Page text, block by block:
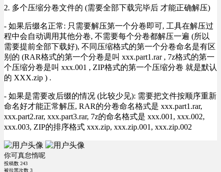
2. 多个压缩分卷文件的 (需要全部下载完毕后 才能正确解压)
- 如果后缀名正常: 只需要解压第一个分卷即可, 工具在解压过
程中会自动调用其他分卷, 不需要每个分卷都解压一遍 (所以
需要提前全部下载好), 不同压缩格式的第一个分卷命名是有区
别的 (RAR格式的第一个分卷是叫 xxx.part1.rar , 7z格式的第一
个压缩分卷是叫 xxx.001 , ZIP格式的第一个压缩分卷 就是默认
的 XXX.zip ) .
- 如果是需要改后缀的情况 (比较少见): 需要把文件按顺序重新
命名好才能正常解压, RAR的分卷命名格式是 xxx.part1.rar,
xxx.part2.rar, xxx.part3.rar, 7z的命名格式是 xxx.001, xxx.002,
xxx.003, ZIP的排序格式 xxx.zip, xxx.zip.001, xxx.zip.002
你可真怠惰呢
投稿数 243
被拉黑次数 3